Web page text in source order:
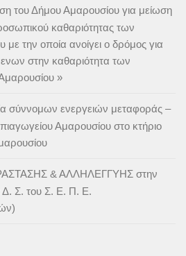
του Δήμου Αμαρουσίου για μείωση
καθαριότητας των
την οποία ανοίγει ο δρόμος για
στην καθαριότητα των
»
σύννομων ενεργειών μεταφοράς –
Αμαρουσίου στο κτήριο
& ΑΛΛΗΛΕΓΓΥΗΣ στην
Δ. Σ. του Σ. Ε. Π. Ε.